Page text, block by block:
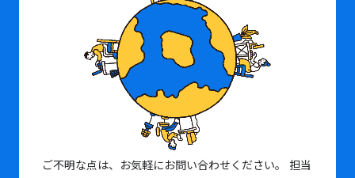
ご不明な点は、お気軽にお問い合わせください。
担当